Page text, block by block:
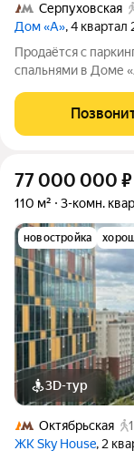
Серпуховская
Дом «А», 4 квартал
Продаётся с
спальнями в Доме
спальни. Срок
Брусника
77 000 000 ₽
110 м² 3-комн.
новостройка
3D-тур
Октябрьская
ЖК Sky House, 2